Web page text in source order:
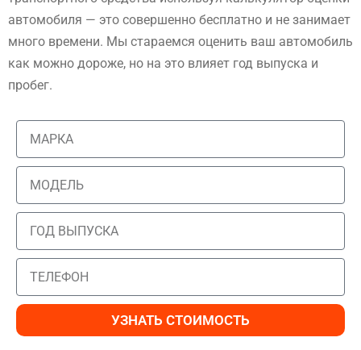
автомобиля — это совершенно бесплатно и не занимает
много времени. Мы стараемся оценить ваш автомобиль
как можно дороже, но на это влияет год выпуска и
пробег.
УЗНАТЬ СТОИМОСТЬ